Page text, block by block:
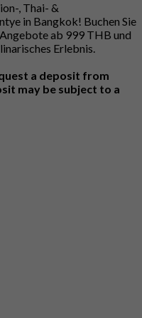
, Thai- &
in Bangkok! Buchen Sie
ab 999 THB und
Erlebnis.
a deposit from
may be subject to a